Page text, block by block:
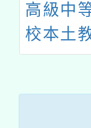
高級中
校本土
原住民
研習